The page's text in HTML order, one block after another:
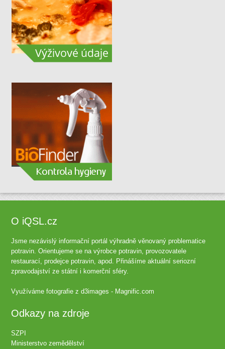
O iQSL.cz
Jsme nezávislý informační portál výhradně věnovaný problematice
potravin. Orientujeme se na výrobce potravin, provozovatele
restaurací, prodejce potravin, apod. Přinášíme aktuální seriozní
zpravodajství ze státní i komerční sféry.
Využíváme fotografie zd3images - Magnific.com
Odkazy na zdroje
SZPI
Ministerstvo zemědělství